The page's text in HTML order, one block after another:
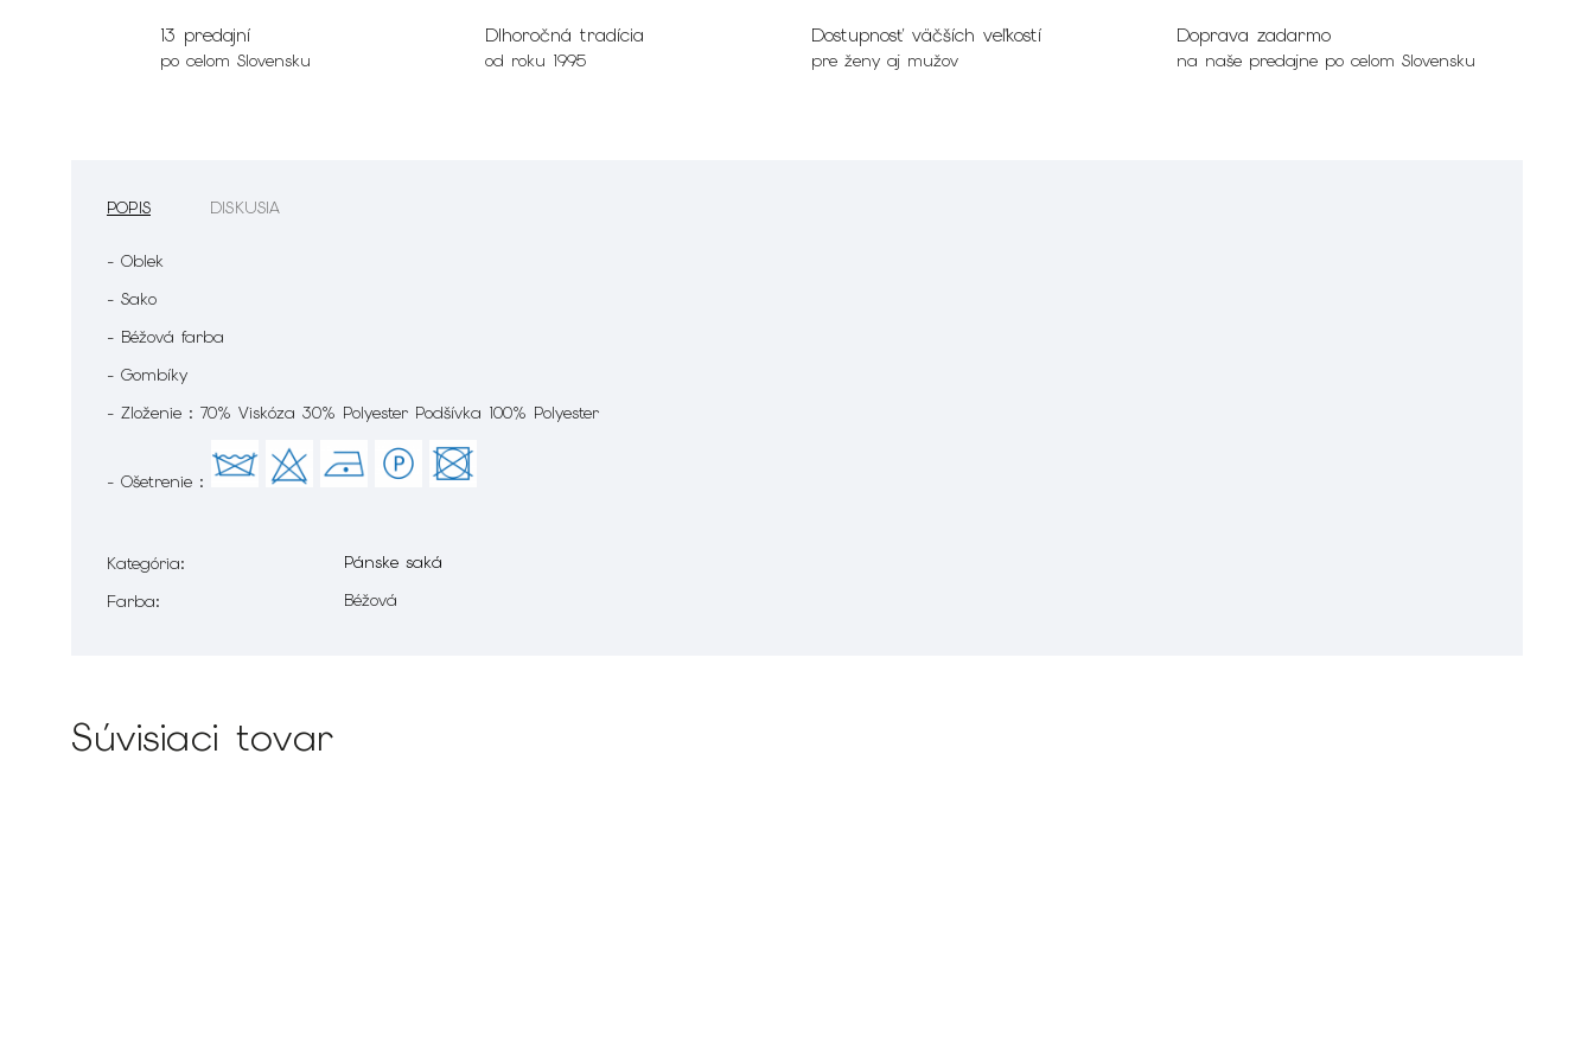
13 predajní
po celom Slovensku
Dlhoročná tradícia
od roku 1995
Dostupnosť väčších veľkostí
pre ženy aj mužov
Doprava zadarmo
na naše predajne po celom Slovensku
POPIS DISKUSIA
- Oblek
- Sako
- Béžová farba
- Gombíky
- Zloženie : 70% Viskóza 30% Polyester Podšívka 100% Polyester
- Ošetrenie :
Kategória:
Pánske saká
Farba: Béžová
Súvisiaci tovar